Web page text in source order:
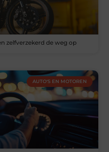
zelfverzekerd de weg op
AUTO'S EN MOTOREN